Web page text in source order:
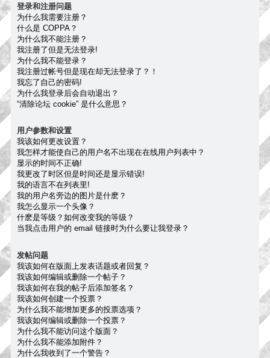
登录和注册问题
为什么我需要注册？
什么是 COPPA？
为什么我不能注册？
我注册了但是无法登录!
为什么我不能登录？
我注册过帐号但是现在却无法登录了？！
我忘了自己的密码!
为什么我登录后会自动退出？
“清除论坛 cookie” 是什么意思？
用户参数和设置
我该如何更改设置？
我怎样才能使自己的用户名不出现在在线用户列表中？
显示的时间不正确!
我更改了时区但是时间还是显示错误!
我的语言不在列表里!
我的用户名旁边的图片是什麽？
我怎么显示一个头像？
什麽是等级？如何改变我的等级？
当我点击用户的 email 链接时为什么要让我登录？
发帖问题
我该如何在版面上发表话题或者回复？
我该如何编辑或删除一个帖子？
我该如何在我的帖子后添加签名？
我该如何创建一个投票？
为什么我不能增加更多的投票选项？
我该如何编辑或删除一个投票？
为什么我不能访问这个版面？
为什么我不能添加附件？
为什么我收到了一个警告？